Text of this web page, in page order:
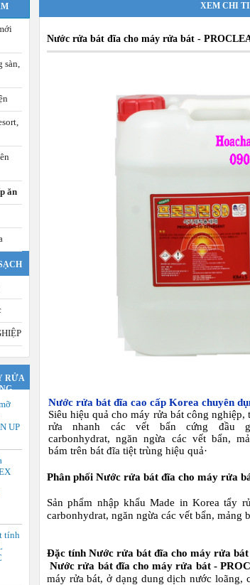
sàn,
ăn
RỬA
UP
tính
XEM CHI
Nước rửa bát đĩa cho máy rửa bát -
Nước rửa bát đĩa cao cấp Korea chuyên
Siêu hiệu quả cho máy rửa bát công nghiệp,
rửa nhanh các vết bẩn cứng đầu
carbonhydrat, ngăn ngừa các vết bẩn,
bám trên bát đĩa tiệt trùng hiệu quả·
Phân phối Nước rửa bát đĩa cho máy rửa
Sản phẩm nhập khẩu Made in Korea tẩy
carbonhydrat, ngăn ngừa các vết bẩn, mảng
Đặc tính Nước rửa bát đĩa cho máy rửa
Nước rửa bát đĩa cho máy rửa bát -
máy rửa bát, ở dạng dung dịch nước loãng,